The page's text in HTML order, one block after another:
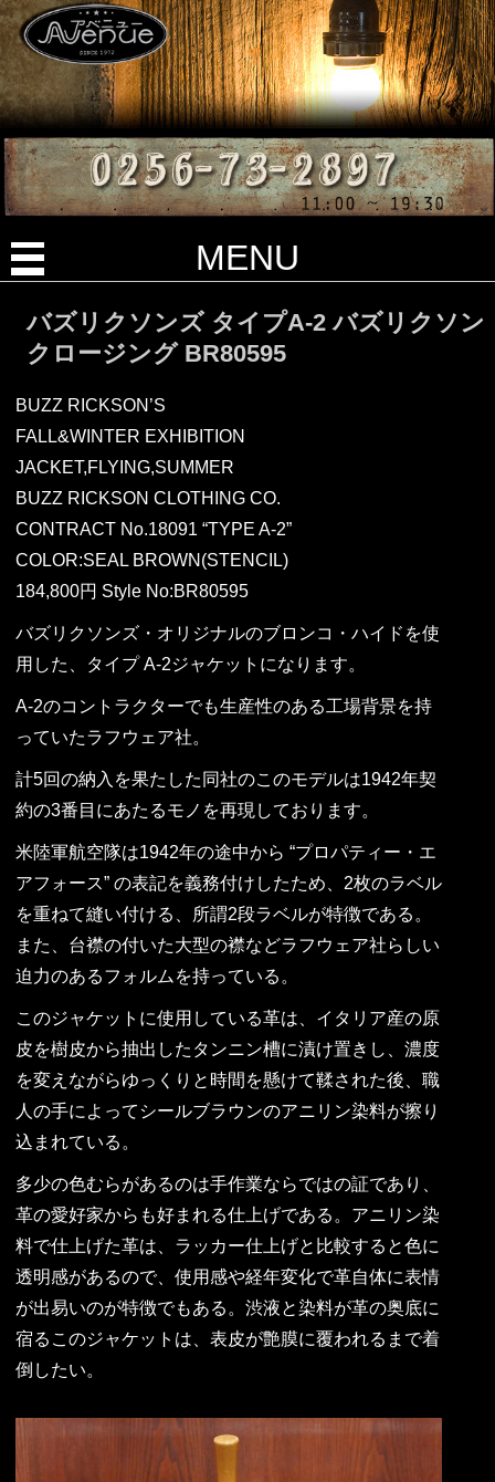
MENU
バズリクソンズ タイプA-2 バズリクソン
クロージング BR80595
BUZZ RICKSON’S
FALL&WINTER EXHIBITION
JACKET,FLYING,SUMMER
BUZZ RICKSON CLOTHING CO.
CONTRACT No.18091 “TYPE A-2”
COLOR:SEAL BROWN(STENCIL)
184,800円 Style No:BR80595
バズリクソンズ・オリジナルのブロンコ・ハイドを使
用した、タイプ A-2ジャケットになります。
A-2のコントラクターでも生産性のある工場背景を持
っていたラフウェア社。
計5回の納入を果たした同社のこのモデルは1942年契
約の3番目にあたるモノを再現しております。
米陸軍航空隊は1942年の途中から “プロパティー・エ
アフォース” の表記を義務付けしたため、2枚のラベル
を重ねて縫い付ける、所謂2段ラベルが特徴である。
また、台襟の付いた大型の襟などラフウェア社らしい
迫力のあるフォルムを持っている。
このジャケットに使用している革は、イタリア産の原
皮を樹皮から抽出したタンニン槽に漬け置きし、濃度
を変えながらゆっくりと時間を懸けて鞣された後、職
人の手によってシールブラウンのアニリン染料が擦り
込まれている。
多少の色むらがあるのは手作業ならではの証であり、
革の愛好家からも好まれる仕上げである。アニリン染
料で仕上げた革は、ラッカー仕上げと比較すると色に
透明感があるので、使用感や経年変化で革自体に表情
が出易いのが特徴でもある。渋液と染料が革の奥底に
宿るこのジャケットは、表皮が艶膜に覆われるまで着
倒したい。